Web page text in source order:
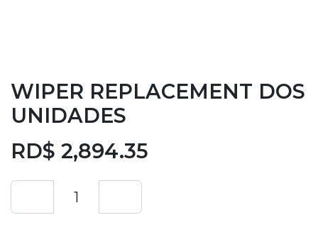
WIPER REPLACEMENT DOS
UNIDADES
RD$ 2,894.35